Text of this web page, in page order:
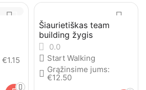
€1.15
Šiaurietiškas team
building žygis
0.0
Start Walking
Grąžinsime jums:
€12.50